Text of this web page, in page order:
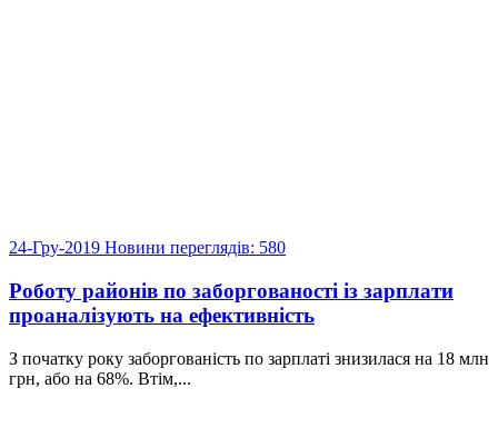
24-Гру-2019 Новини переглядів: 580
Роботу районів по заборгованості із зарплати
проаналізують на ефективність
З початку року заборгованість по зарплаті знизилася на 18 млн
грн, або на 68%. Втім,...